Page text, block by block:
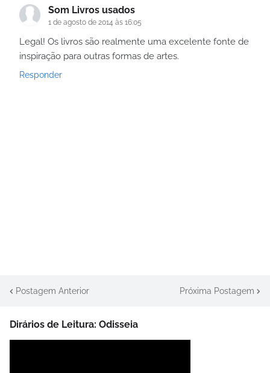
Som Livros usados
1 de agosto de 2014 às 16:05
Legal! Os livros são realmente uma excelente fonte de
inspiração para outras formas de artes.
Responder
Postagem Anterior Próxima Postagem
Dirários de Leitura: Odisseia